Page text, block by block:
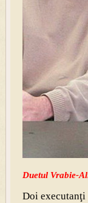
Duetul Vrabie-
Doi